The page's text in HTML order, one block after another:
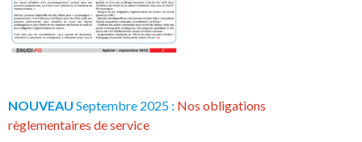
NOUVEAU Septembre 2025 : Nos obligations
règlementaires de service